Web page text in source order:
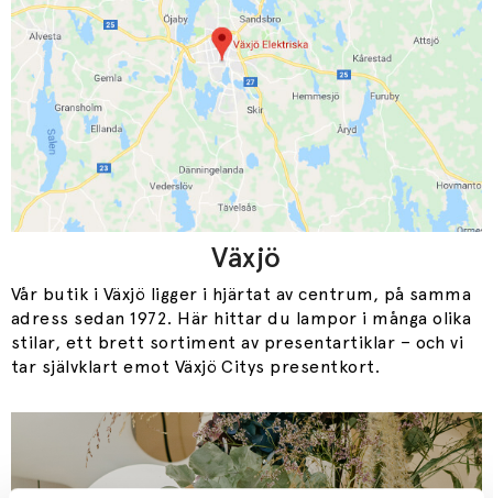
Växjö
Vår butik i Växjö ligger i hjärtat av centrum, på samma
adress sedan 1972. Här hittar du lampor i många olika
stilar, ett brett sortiment av presentartiklar – och vi
tar självklart emot Växjö Citys presentkort.